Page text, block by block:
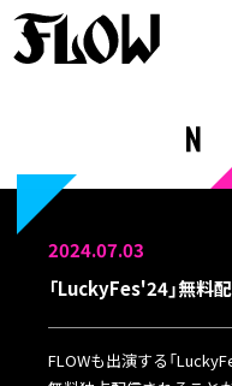
2024.07.03
「LuckyFes'24」無料
FLOWも出演する「